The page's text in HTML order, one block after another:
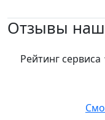
Отзывы
Рейтинг сервиса